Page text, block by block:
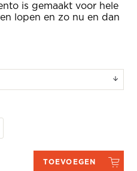
is gemaakt voor hele
lopen en zo nu en dan
TOEVOEGEN